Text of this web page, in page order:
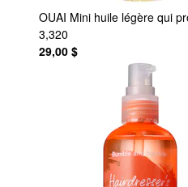
OUAI Mini huile légère qui
3,320
29,00 $